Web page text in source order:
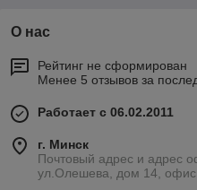
О нас
Рейтинг не сформирован
Менее 5 отзывов за
Работает с 06.02.2011
г. Минск
Почтовый адрес и адрес
ул.Олешева, дом 14, офис